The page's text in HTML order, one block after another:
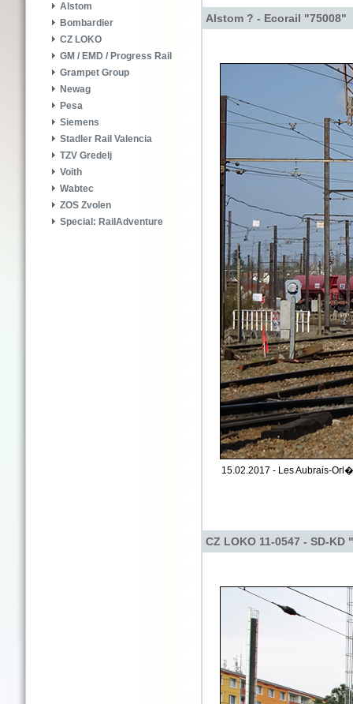
Alstom
Bombardier
CZ LOKO
GM / EMD / Progress Rail
Grampet Group
Newag
Pesa
Siemens
Stadler Rail Valencia
TZV Gredelj
Voith
Wabtec
ZOS Zvolen
Special: RailAdventure
Alstom ? - Ecorail "75008"
15.02.2017 - Les Aubrais-
CZ LOKO 11-0547 - SD-KD